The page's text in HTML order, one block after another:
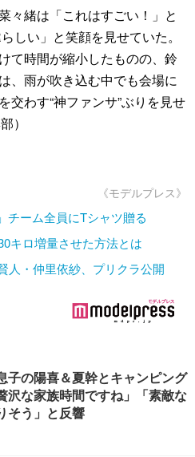
々緒は「これはすごい！」と
しい」と笑顔を見せていた。
て時間が縮小したものの、鈴
、雨が吹き込む中でも会場に
交わす“神ファンサ”ぶりを見せ
）
《モデルプレス》
チーム全員にTシャツ贈る
キロ増量させた方法とは
人・仲里依紗、プリクラ公開
子の陽喜＆夏幹とキャンピング
沢な家族時間ですね」「素敵な
そう」と反響